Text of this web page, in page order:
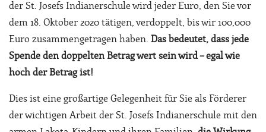
der St. Josefs Indianerschule wird jeder Euro, den Sie vor
dem 18. Oktober 2020 tätigen, verdoppelt, bis wir 100,000
Euro zusammengetragen haben. Das bedeutet, dass jede
Spende den doppelten Betrag wert sein wird– egal wie
hoch der Betrag ist!
Dies ist eine großartige Gelegenheit für Sie als Förderer
der wichtigen Arbeit der St. Josefs Indianerschule mit den